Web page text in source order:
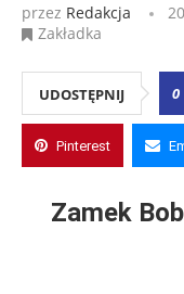
przez Redakcja
Zakładka
UDOSTĘPNIJ 0
Pinterest
Zamek